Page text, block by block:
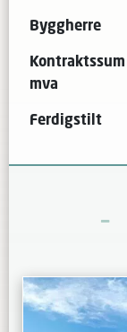
Byggherre
mva
Ferdigstilt